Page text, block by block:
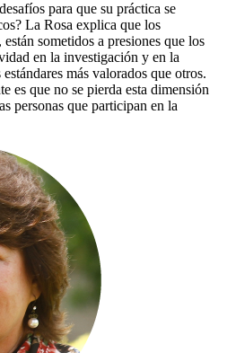
para que su práctica se
La Rosa explica que los
sometidos a presiones que los
en la investigación y en la
más valorados que otros.
es que no se pierda esta dimensión
personas que participan en la